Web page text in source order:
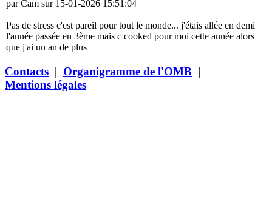
par Cam sur 15-01-2026 15:51:04
Pas de stress c'est pareil pour tout le monde... j'étais allée en demi
l'année passée en 3ème mais c cooked pour moi cette année alors
que j'ai un an de plus
Contacts | Organigramme de l'OMB |
Mentions légales